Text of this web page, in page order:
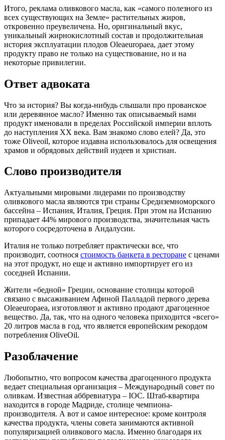
Итого, реклама оливкового масла, как «самого полезного из
всех существующих на Земле» растительных жиров,
откровенно преувеличена. Но, оригинальный вкус,
уникальный жирнокислотный состав и продолжительная
история эксплуатации плодов Oleaeuropaea, дает этому
продукту право не только на существование, но и на
некоторые привилегии.
Ответ адвоката
Что за история? Вы когда-нибудь слышали про прованское
или деревянное масло? Именно так описываемый нами
продукт именовали в пределах Российской империи вплоть
до наступления ХХ века. Вам знакомо слово елей? Да, это
тоже Oliveoil, которое издавна использовалось для освещения
храмов и обрядовых действий иудеев и христиан.
Слово производителя
Актуальными мировыми лидерами по производству
оливкового масла являются три страны Средиземноморского
бассейна – Испания, Италия, Греция. При этом на Испанию
припадает 44% мирового производства, значительная часть
которого сосредоточена в Андалусии.
Италия не только потребляет практически все, что
производит, соотнося стоимость банкета в ресторане с ценами
на этот продукт, но еще и активно импортирует его из
соседней Испании.
Жители «бедной» Греции, основание столицы которой
связано с высаживанием Афиной Палладой первого дерева
Oleaeuropaea, изготовляют и активно продают драгоценное
вещество. Да, так, что на одного человека приходится «всего»
20 литров масла в год, что является европейским рекордом
потребления OliveOil.
Разоблачение
Любопытно, что вопросом качества драгоценного продукта
ведает специальная организация – Международный совет по
оливкам. Известная аббревиатура – IOC. Штаб-квартира
находится в городе Мадриде, столице чемпиона-
производителя. А вот и самое интересное: кроме контроля
качества продукта, члены совета занимаются активной
популяризацией оливкового масла. Именно благодаря их